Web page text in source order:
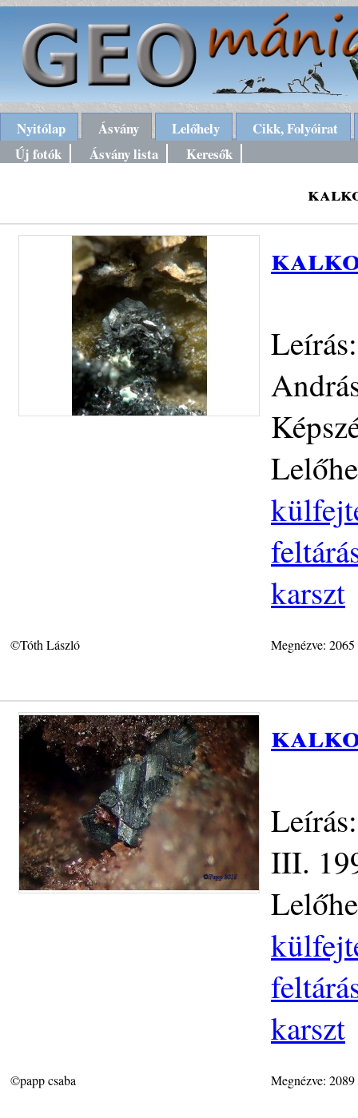
Nyitólap Ásvány Lelőhely
Cikk, Folyóirat
Új fotók
Ásvány lista Keresők
karszt
©Tóth László Megnézve:
III.
karszt
©papp csaba Megnézve: